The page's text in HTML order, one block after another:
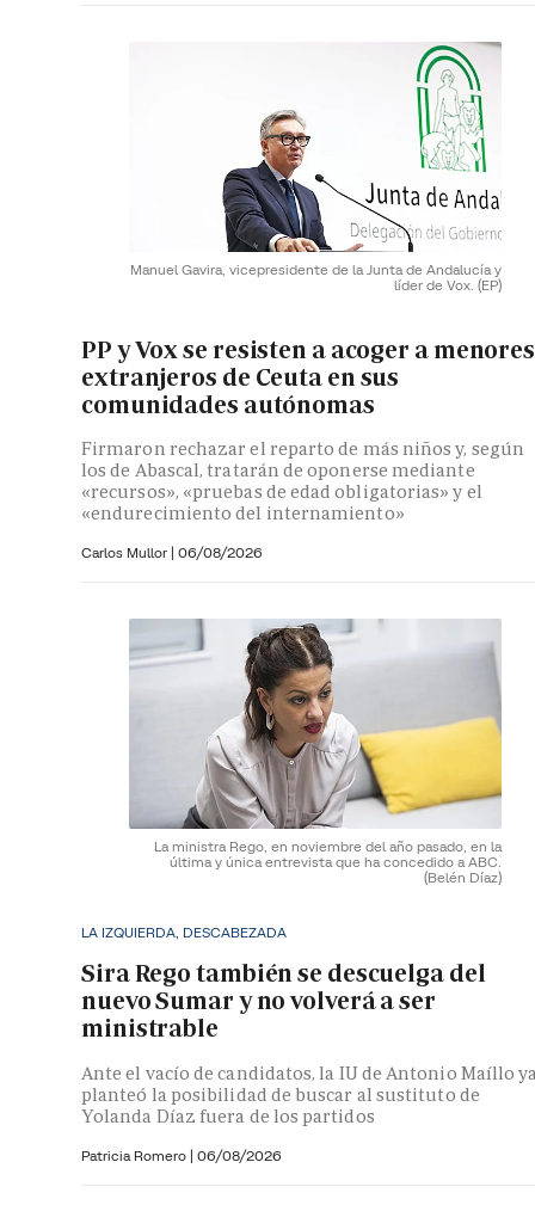
Manuel Gavira, vicepresidente de la Junta de Andalucía y
líder de Vox. (EP)
PP y Vox se resisten a acoger a menores
extranjeros de Ceuta en sus
comunidades autónomas
Firmaron rechazar el reparto de más niños y, según
los de Abascal, tratarán de oponerse mediante
«recursos», «pruebas de edad obligatorias» y el
«endurecimiento del internamiento»
Carlos Mullor | 06/08/2026
La ministra Rego, en noviembre del año pasado, en la
última y única entrevista que ha concedido a ABC.
(Belén Díaz)
LA IZQUIERDA, DESCABEZADA
Sira Rego también se descuelga del
nuevo Sumar y no volverá a ser
ministrable
Ante el vacío de candidatos, la IU de Antonio Maíllo
planteó la posibilidad de buscar al sustituto de
Yolanda Díaz fuera de los partidos
Patricia Romero | 06/08/2026